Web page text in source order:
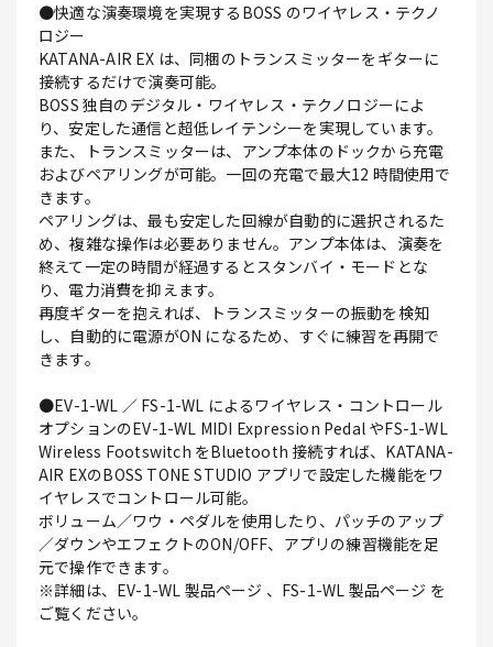
●快適な演奏環境を実現するBOSS のワイヤレス・テクノ
ロジー
KATANA-AIR EX は、同梱のトランスミッターをギターに
接続するだけで演奏可能。
BOSS 独自のデジタル・ワイヤレス・テクノロジーによ
り、安定した通信と超低レイテンシーを実現しています。
また、トランスミッターは、アンプ本体のドックから充電
およびペアリングが可能。一回の充電で最大12 時間使用で
きます。
ペアリングは、最も安定した回線が自動的に選択されるた
め、複雑な操作は必要ありません。アンプ本体は、演奏を
終えて一定の時間が経過するとスタンバイ・モードとな
り、電力消費を抑えます。
再度ギターを抱えれば、トランスミッターの振動を検知
し、自動的に電源がON になるため、すぐに練習を再開で
きます。
●EV-1-WL ／ FS-1-WL によるワイヤレス・コントロール
オプションのEV-1-WL MIDI Expression Pedal やFS-1-WL
Wireless Footswitch をBluetooth 接続すれば、KATANA-
AIR EXのBOSS TONE STUDIO アプリで設定した機能をワ
イヤレスでコントロール可能。
ボリューム／ワウ・ペダルを使用したり、パッチのアップ
／ダウンやエフェクトのON/OFF、アプリの練習機能を足
元で操作できます。
※詳細は、EV-1-WL 製品ページ 、FS-1-WL 製品ページ を
ご覧ください。